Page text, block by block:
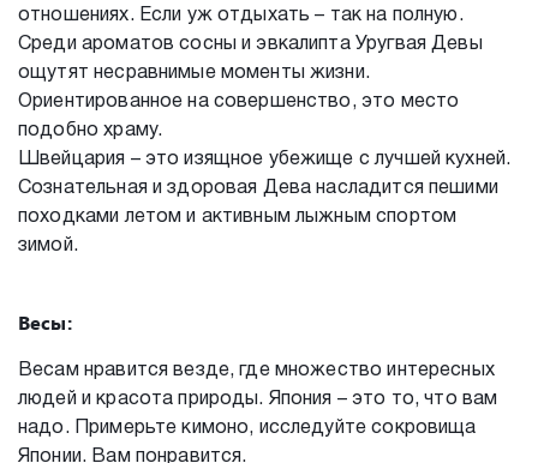
отношениях. Если уж отдыхать – так на полную.
Среди ароматов сосны и эвкалипта Уругвая Девы
ощутят несравнимые моменты жизни.
Ориентированное на совершенство, это место
подобно храму.
Швейцария – это изящное убежище с лучшей кухней.
Сознательная и здоровая Дева насладится пешими
походками летом и активным лыжным спортом
зимой.
Весы:
Весам нравится везде, где множество интересных
людей и красота природы. Япония – это то, что вам
надо. Примерьте кимоно, исследуйте сокровища
Японии. Вам понравится.